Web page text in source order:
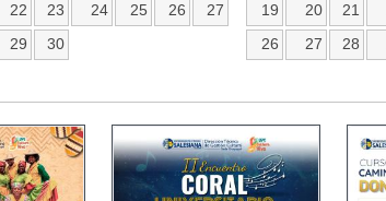
22 23 24 25 26
27
29 30
19
20 21
26
27 28